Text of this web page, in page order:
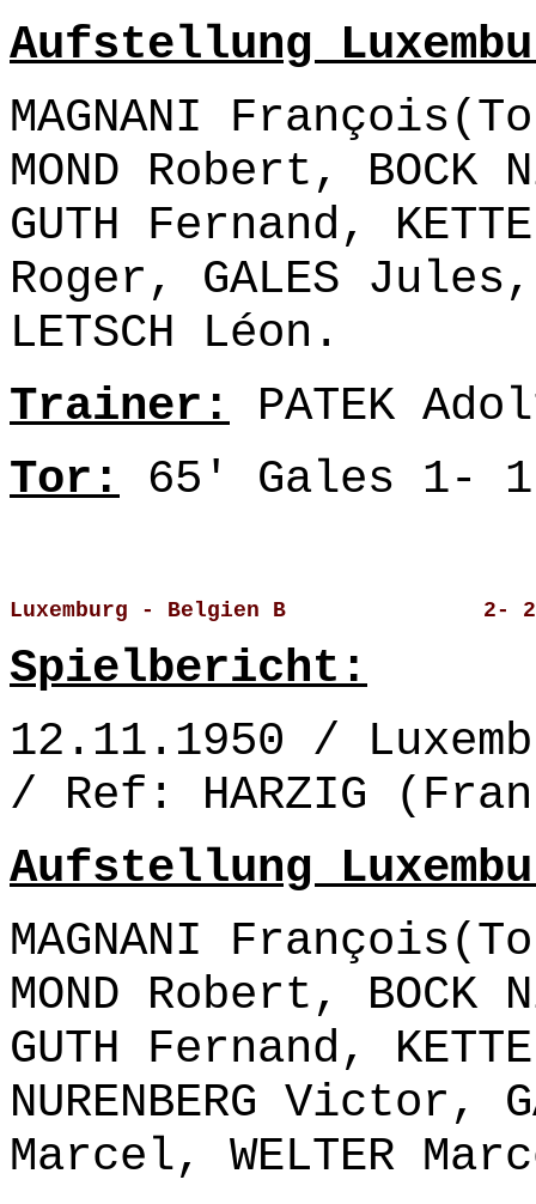
Aufstellung
MAGNANI
MOND Robert,
GUTH Fernand,
Roger, GALES
LETSCH Léon.
Trainer: PATEK
Tor: 65' Gales 1-
Luxemburg - Belgien B               2-
Spielbericht:
12.11.1950 /
/ Ref: HARZIG
Aufstellung
MAGNANI
MOND Robert,
GUTH Fernand,
NURENBERG Victor,
Marcel, WELTER